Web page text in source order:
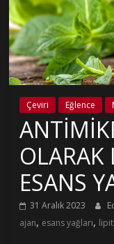
Çeviri Eğlence
OLARAK
ESANS
31 Aralık 2023
ajan, esans yağları,